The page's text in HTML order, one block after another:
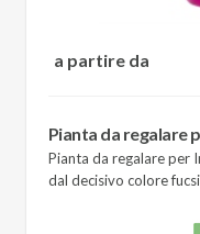
a partire da
Pianta da regalare
Pianta da regalare per
dal decisivo colore